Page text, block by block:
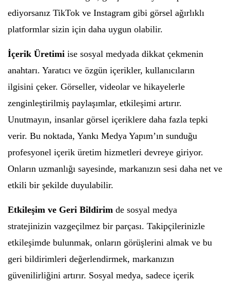
ediyorsanız TikTok ve Instagram gibi görsel ağırlıklı
platformlar sizin için daha uygun olabilir.
İçerik Üretimi ise sosyal medyada dikkat çekmenin
anahtarı. Yaratıcı ve özgün içerikler, kullanıcıların
ilgisini çeker. Görseller, videolar ve hikayelerle
zenginleştirilmiş paylaşımlar, etkileşimi artırır.
Unutmayın, insanlar görsel içeriklere daha fazla tepki
verir. Bu noktada, Yankı Medya Yapım’ın sunduğu
profesyonel içerik üretim hizmetleri devreye giriyor.
Onların uzmanlığı sayesinde, markanızın sesi daha net ve
etkili bir şekilde duyulabilir.
Etkileşim ve Geri Bildirim de sosyal medya
stratejinizin vazgeçilmez bir parçası. Takipçilerinizle
etkileşimde bulunmak, onların görüşlerini almak ve bu
geri bildirimleri değerlendirmek, markanızın
güvenilirliğini artırır. Sosyal medya, sadece içerik